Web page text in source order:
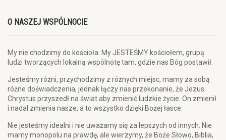
O NASZEJ WSPÓLNOCIE
My nie chodzimy do kościoła. My JESTEŚMY kościołem, grupą
ludzi tworzących lokalną wspólnotę tam, gdzie nas Bóg postawił.
Jesteśmy różni, przychodzimy z różnych miejsc, mamy za sobą
różne doświadczenia, jednak łączy nas przekonanie, że Jezus
Chrystus przyszedł na świat aby zmienić ludzkie życie. On zmienił
i nadal zmienia nasze, a to wszystko dzięki Bożej łasce.
Nie jesteśmy idealni i nie uważamy się za lepszych od innych. Nie
mamy monopolu na prawdę, ale wierzymy, że Boże Słowo, Biblia,